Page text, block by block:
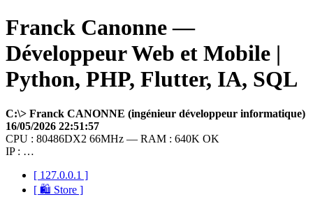
Franck Canonne —
Développeur Web et Mobile |
Python, PHP, Flutter, IA, SQL
C:\> Franck CANONNE (ingénieur développeur informatique)
16/05/2026 22:51:57
CPU : 80486DX2 66MHz — RAM : 640K OK
IP : …
[ 127.0.0.1 ]
[ 🛍 Store ]